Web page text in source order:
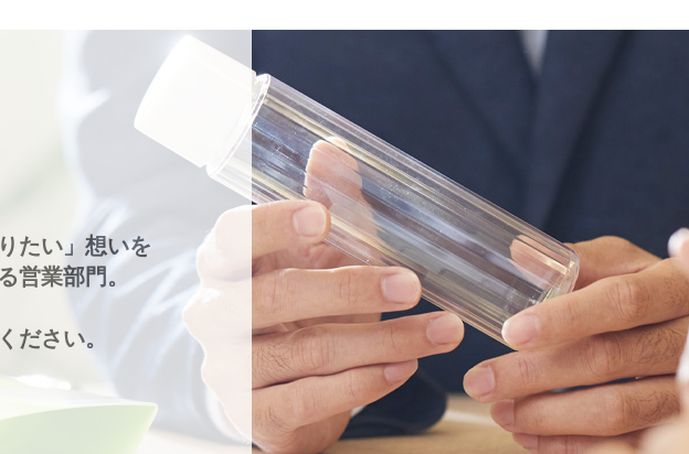
たい」想いを
営業部門。
ださい。